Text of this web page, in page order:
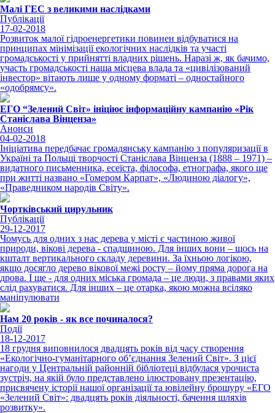
Малі ГЕС з великими наслідками
Публікації
17-02-2018
Розвиток малої гідроенергетики повинен відбуватися на
принципах мінімізації екологічних наслідків та участі
громадськості у прийнятті владних рішень. Наразі ж, як бачимо,
участь громадськості наша місцева влада та «цивілізований
інвестор» вітають лише у одному форматі – одностайного
«одобрямсу».
ЕГО “Зелений Світ» ініціює інформаційну кампанію «Рік
Станіслава Вінценза»
Анонси
04-02-2018
Ініціатива передбачає громадянську кампанію з популяризації в
Україні та Польщі творчості Станіслава Вінценза (1888 – 1971) –
видатного письменника, есеїста, філософа, етнографа, якого ще
при житті названо «Гомером Карпат», «Людиною діалогу»,
«Праведником народів Світу».
Чортківський цирульник
Публікації
29-12-2017
Чомусь для одних з нас дерева у місті є частиною живої
природи, вікові дерева - спадщиною. Для інших вони – щось на
кшталт вертикального складу деревини. За їхньою логікою,
якщо досягло дерево вікової межі росту – йому пряма дорога на
дрова. І ще - для одних міська громада – це люди, з правами яких
слід рахуватися. Для інших – це отарка, якою можна всіляко
маніпулювати
Нам 20 років - як все починалося?
Події
18-12-2017
18 грудня виповнилося двадцять років від часу створення
«Екологічно-гуманітарного об’єднання Зелений Світ». З цієї
нагоди у Центральній районній бібліотеці відбулася урочиста
зустріч, на якій було представлено ілюстровану презентацію,
присвячену історії нашої організації та ювілейну брошуру «ЕГО
«Зелений Світ»: двадцять років діяльності, бачення шляхів
розвитку».